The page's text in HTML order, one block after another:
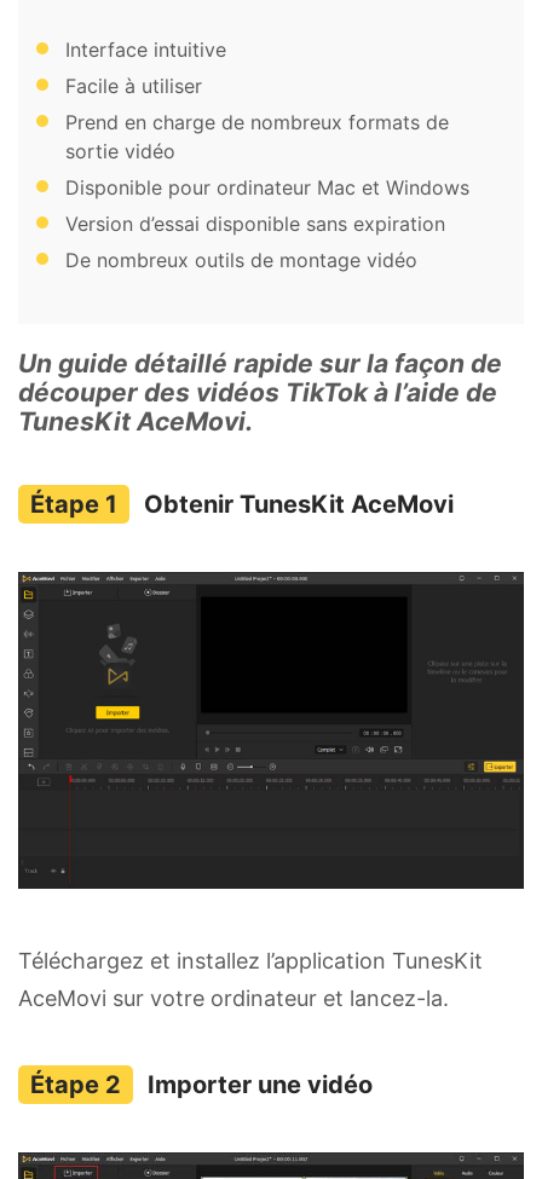
Interface intuitive
Facile à utiliser
Prend en charge de nombreux formats de
sortie vidéo
Disponible pour ordinateur Mac et Windows
Version d’essai disponible sans expiration
De nombreux outils de montage vidéo
Un guide détaillé rapide sur la façon de
découper des vidéos TikTok à l’aide de
TunesKit AceMovi.
Obtenir TunesKit AceMovi
Téléchargez et installez l’application TunesKit
AceMovi sur votre ordinateur et lancez-la.
Importer une vidéo